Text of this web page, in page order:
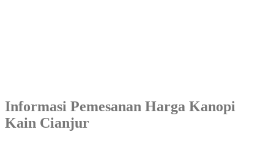
Informasi Pemesanan Harga Kanopi
Kain Cianjur